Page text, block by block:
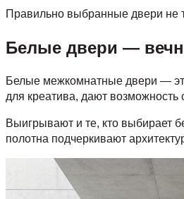
Правильно выбранные двери не
Белые двери —
Белые межкомнатные двери —
для креатива, дают
Выигрывают и те, кто выбирает
полотна подчеркивают